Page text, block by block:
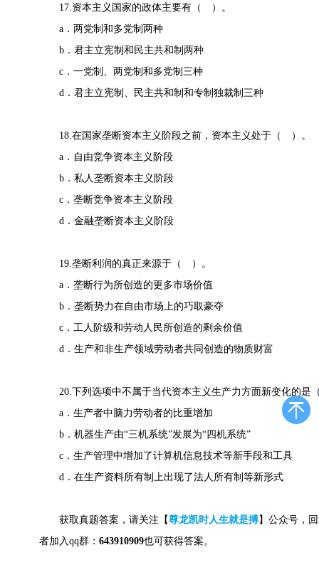
17.资本主义国家的政体主要有（ ）。
a．两党制和多党制两种
b．君主立宪制和民主共和制两种
c．一党制、两党制和多党制三种
d．君主立宪制、民主共和制和专制独裁制三种
18.在国家垄断资本主义阶段之前，资本主义处于（ ）。
a．自由竞争资本主义阶段
b．私人垄断资本主义阶段
c．垄断竞争资本主义阶段
d．金融垄断资本主义阶段
19.垄断利润的真正来源于（ ）。
a．垄断行为所创造的更多市场价值
b．垄断势力在自由市场上的巧取豪夺
c．工人阶级和劳动人民所创造的剩余价值
d．生产和非生产领域劳动者共同创造的物质财富
20.下列选项中不属于当代资本主义生产力方面新变化的是
a．生产者中脑力劳动者的比重增加
b．机器生产由“三机系统”发展为“四机系统”
c．生产管理中增加了计算机信息技术等新手段和工具
d．在生产资料所有制上出现了法人所有制等新形式
获取真题答案，请关注【尊龙凯时人生就是搏】公众号，
者加入qq群： 643910909也可获得答案。